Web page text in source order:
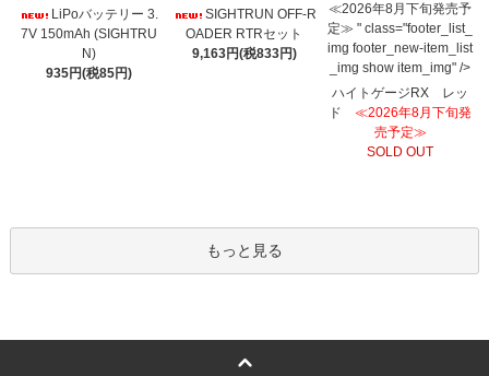
LiPoバッテリー 3.
7V 150mAh (SIGHTRU
N)
935円(税85円)
SIGHTRUN OFF-R
OADER RTRセット
9,163円(税833円)
≪2026年8月下旬発売予
定≫ " class="footer_list_
img footer_new-item_list
_img show item_img" />
ハイトゲージRX レッ
ド ≪2026年8月下旬発
売予定≫
SOLD OUT
もっと見る